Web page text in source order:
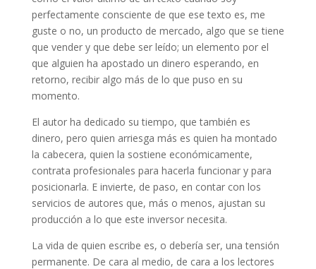
perfectamente consciente de que ese texto es, me
guste o no, un producto de mercado, algo que se tiene
que vender y que debe ser leído; un elemento por el
que alguien ha apostado un dinero esperando, en
retorno, recibir algo más de lo que puso en su
momento.
El autor ha dedicado su tiempo, que también es
dinero, pero quien arriesga más es quien ha montado
la cabecera, quien la sostiene económicamente,
contrata profesionales para hacerla funcionar y para
posicionarla. E invierte, de paso, en contar con los
servicios de autores que, más o menos, ajustan su
producción a lo que este inversor necesita.
La vida de quien escribe es, o debería ser, una tensión
permanente. De cara al medio, de cara a los lectores